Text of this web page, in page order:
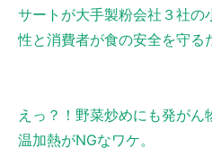
サートが大手製粉会社３社
性と消費者が食の安全を守る
えっ？！野菜炒めにも発が
温加熱がNGなワケ。